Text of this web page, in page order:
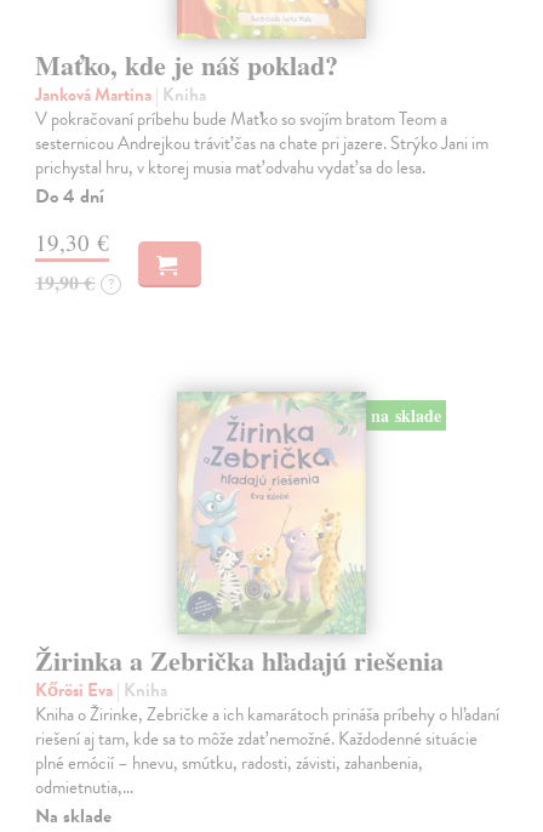
Maťko, kde je náš poklad?
Janková Martina| Kniha
V pokračovaní príbehu bude Maťko so svojím bratom Teom a
sesternicou Andrejkou tráviť čas na chate pri jazere. Strýko Jani im
prichystal hru, v ktorej musia mať odvahu vydať sa do lesa.
Do 4 dní
19,30 €
19,90 € ?
na sklade
Žirinka a Zebrička hľadajú riešenia
Kőrösi Eva| Kniha
Kniha o Žirinke, Zebričke a ich kamarátoch prináša príbehy o hľadaní
riešení aj tam, kde sa to môže zdať nemožné. Každodenné situácie
plné emócií – hnevu, smútku, radosti, závisti, zahanbenia,
odmietnutia,…
Na sklade